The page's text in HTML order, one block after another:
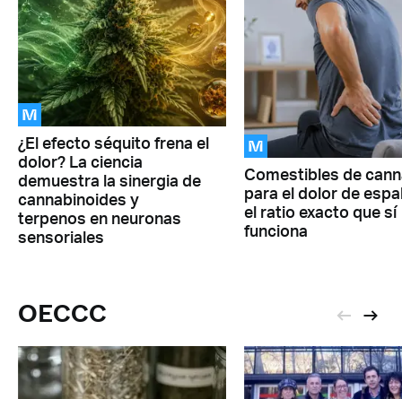
M
¿El efecto séquito frena el
dolor? La ciencia
demuestra la sinergia de
cannabinoides y
terpenos en neuronas
sensoriales
M
Comestibles de
para el dolor de
el ratio exacto que sí
funciona
OECCC